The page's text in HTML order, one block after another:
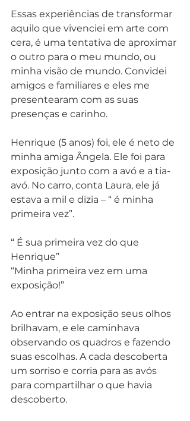
Essas experiências de transformar
aquilo que vivenciei em arte com
cera, é uma tentativa de aproximar
o outro para o meu mundo, ou
minha visão de mundo. Convidei
amigos e familiares e eles me
presentearam com as suas
presenças e carinho.
Henrique (5 anos) foi, ele é neto de
minha amiga Ângela. Ele foi para
exposição junto com a avó e a tia-
avó. No carro, conta Laura, ele já
estava a mil e dizia – “ é minha
primeira vez”.
“ É sua primeira vez do que
Henrique”
“Minha primeira vez em uma
exposição!”
Ao entrar na exposição seus olhos
brilhavam, e ele caminhava
observando os quadros e fazendo
suas escolhas. A cada descoberta
um sorriso e corria para as avós
para compartilhar o que havia
descoberto.